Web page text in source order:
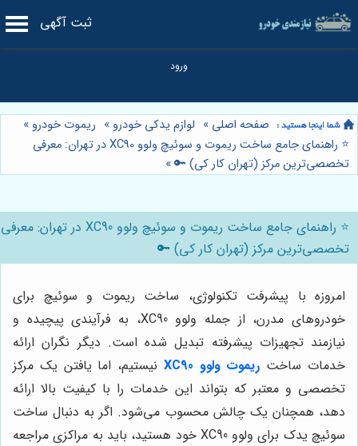
ثبت آگهی
صفحه اصلی » لوازم یدکی خودرو » ریموت خودرو »
⭐️ راهنمای جامع ساخت ریموت و سوئیچ ولوو XC90 در تهران: معرفی
تخصصی‌ترین مرکز (تهران کار کی) 🔑»
⭐️ راهنمای جامع ساخت ریموت و سوئیچ ولوو XC90 در تهران: معرفی
تخصصی‌ترین مرکز (تهران کار کی) 🔑
امروزه با پیشرفت تکنولوژی، ساخت ریموت و سوئیچ برای
خودروهای مدرن، از جمله ولوو XC90، به فرآیندی پیچیده و
نیازمند تجهیزات پیشرفته تبدیل شده است. دیگر نگران ارائه
خدمات ساخت ریموت ولوو XC90
نیستیم، اما یافتن یک مرکز
تخصصی و معتبر که بتواند این خدمات را با کیفیت بالا ارائه
دهد، همچنان یک چالش محسوب می‌شود. اگر به دنبال ساخت
سوئیچ یدک برای ولوو XC90 خود هستید، باید به مراکزی مراجعه